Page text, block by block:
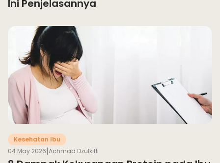
Ini Penjelasannya
Kesehatan Ibu
04 May 2026|Achmad Dzulkifli